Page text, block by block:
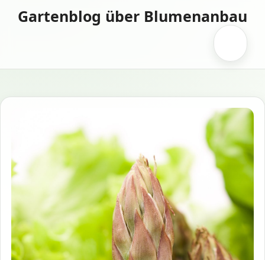
InhaltGartenblog über Blumenanbau